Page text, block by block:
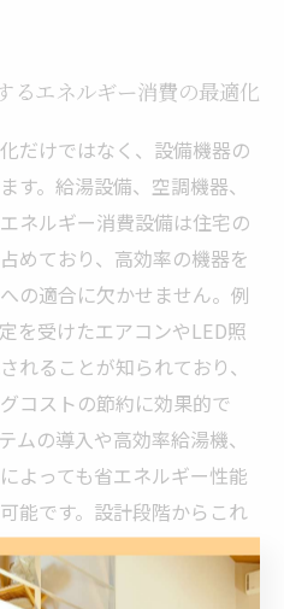
るエネルギー消費の最適化
だけではなく、設備機器の
す。給湯設備、空調機器、
ネルギー消費設備は住宅の
めており、高効率の機器を
の適合に欠かせません。例
を受けたエアコンやLED照
れることが知られており、
コストの節約に効果的で
ムの導入や高効率給湯機、
よっても省エネルギー性能
能です。設計段階からこれ
れ、住宅全体でのエネルギ
宅に求められています。こ